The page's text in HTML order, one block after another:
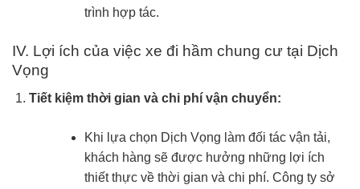
trình hợp tác.
IV. Lợi ích của việc xe đi hầm chung cư tại Dịch
Vọng
Tiết kiệm thời gian và chi phí vận chuyển:
Khi lựa chọn Dịch Vọng làm đối tác vận tải,
khách hàng sẽ được hưởng những lợi ích
thiết thực về thời gian và chi phí. Công ty sở